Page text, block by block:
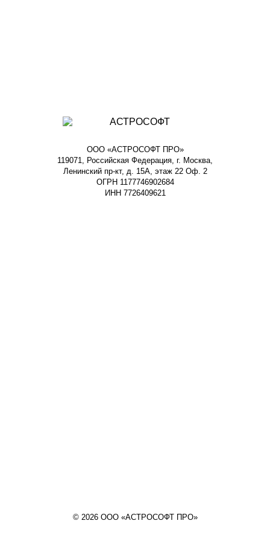
ООО «АСТРОСОФТ ПРО»
119071, Российская Федерация, г. Москва,
Ленинский пр-кт, д. 15А, этаж 22 Оф. 2
ОГРН 1177746902684
ИНН 7726409621
© 2026 ООО «АСТРОСОФТ ПРО»